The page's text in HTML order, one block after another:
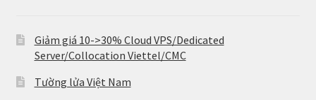
Giảm giá 10->30% Cloud VPS/Dedicated
Server/Collocation Viettel/CMC
Tường lửa Việt Nam